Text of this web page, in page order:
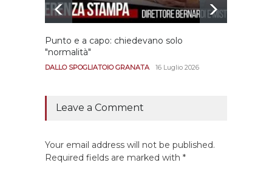
Punto e a capo: chiedevano solo
"normalità"
DALLO SPOGLIATOIO GRANATA 16 Luglio 2026
Leave a Comment
Your email address will not be published.
Required fields are marked with *